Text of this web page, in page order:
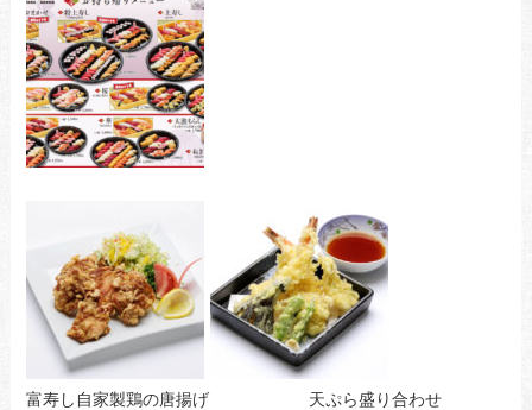
富寿し自家製鶏の唐揚げ 天ぷら盛り合わせ